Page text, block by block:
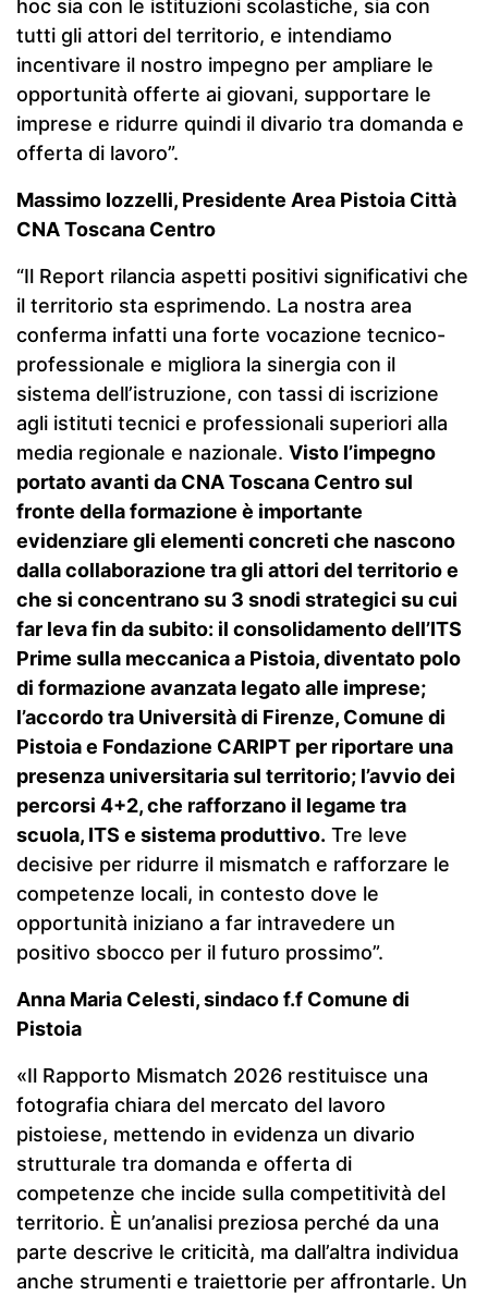
hoc sia con le istituzioni scolastiche, sia con
tutti gli attori del territorio, e intendiamo
incentivare il nostro impegno per ampliare le
opportunità offerte ai giovani, supportare le
imprese e ridurre quindi il divario tra domanda e
offerta di lavoro”.
Massimo Iozzelli, Presidente Area Pistoia Città
CNA Toscana Centro
“Il Report rilancia aspetti positivi significativi che
il territorio sta esprimendo. La nostra area
conferma infatti una forte vocazione tecnico-
professionale e migliora la sinergia con il
sistema dell’istruzione, con tassi di iscrizione
agli istituti tecnici e professionali superiori alla
media regionale e nazionale. Visto l’impegno
portato avanti da CNA Toscana Centro sul
fronte della formazione è importante
evidenziare gli elementi concreti che nascono
dalla collaborazione tra gli attori del territorio e
che si concentrano su 3 snodi strategici su cui
far leva fin da subito: il consolidamento dell’ITS
Prime sulla meccanica a Pistoia, diventato polo
di formazione avanzata legato alle imprese;
l’accordo tra Università di Firenze, Comune di
Pistoia e Fondazione CARIPT per riportare una
presenza universitaria sul territorio; l’avvio dei
percorsi 4+2, che rafforzano il legame tra
scuola, ITS e sistema produttivo. Tre leve
decisive per ridurre il mismatch e rafforzare le
competenze locali, in contesto dove le
opportunità iniziano a far intravedere un
positivo sbocco per il futuro prossimo”.
Anna Maria Celesti, sindaco f.f Comune di
Pistoia
«Il Rapporto Mismatch 2026 restituisce una
fotografia chiara del mercato del lavoro
pistoiese, mettendo in evidenza un divario
strutturale tra domanda e offerta di
competenze che incide sulla competitività del
territorio. È un’analisi preziosa perché da una
parte descrive le criticità, ma dall’altra individua
anche strumenti e traiettorie per affrontarle. Un